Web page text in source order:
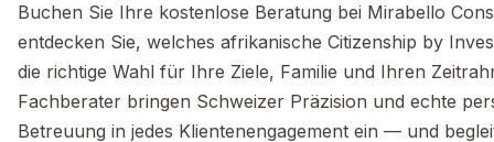
Buchen Sie Ihre kostenlose Beratung bei Mirabello
entdecken Sie, welches afrikanische Citizenship by
die richtige Wahl für Ihre Ziele, Familie und Ihren
Fachberater bringen Schweizer Präzision und echte
Betreuung in jedes Klientenengagement ein — und